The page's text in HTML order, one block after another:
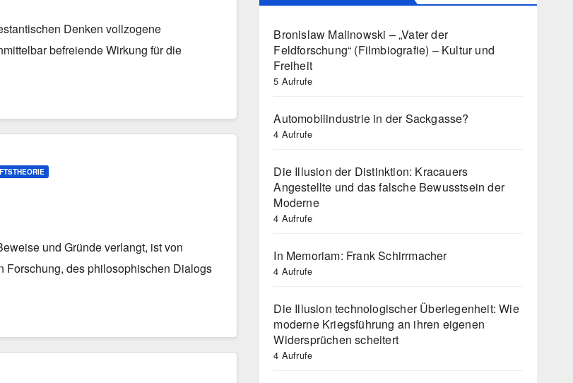
Denken vollzogene
befreiende Wirkung für die
und Gründe verlangt, ist von
Forschung, des philosophischen Dialogs
Bronislaw Malinowski – „Vater der
Feldforschung“ (Filmbiografie) – Kultur und
Freiheit
5 Aufrufe
Automobilindustrie in der Sackgasse?
4 Aufrufe
Die Illusion der Distinktion: Kracauers
Angestellte und das falsche Bewusstsein der
Moderne
4 Aufrufe
In Memoriam: Frank Schirrmacher
4 Aufrufe
Die Illusion technologischer Überlegenheit: Wie
moderne Kriegsführung an ihren eigenen
Widersprüchen scheitert
4 Aufrufe